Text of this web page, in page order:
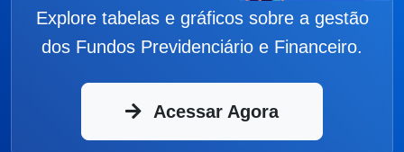
Explore tabelas e gráficos sobre a gestão
dos Fundos Previdenciário e Financeiro.
Acessar Agora